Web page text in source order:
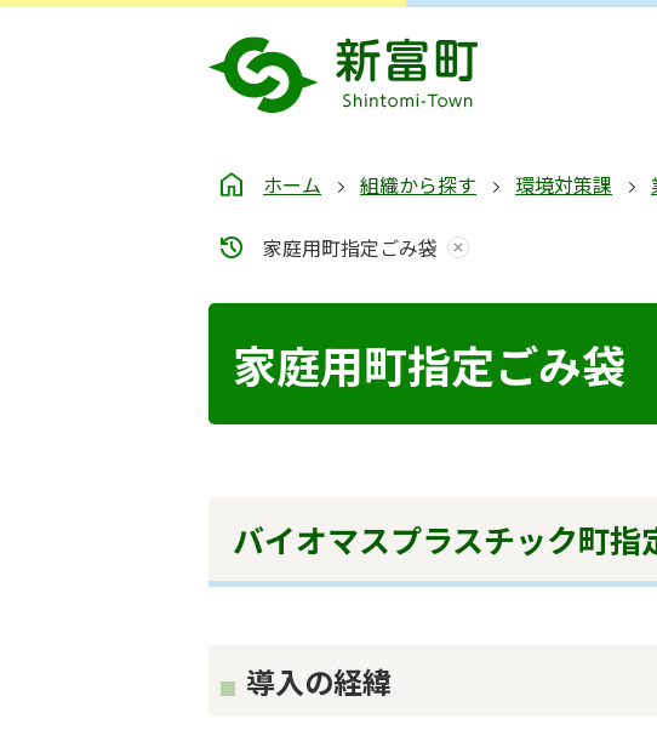
ホーム 組織から探す 環境対策課
家庭用町指定ごみ袋
家庭用町指定ごみ袋
バイオマスプラスチック町
導入の経緯